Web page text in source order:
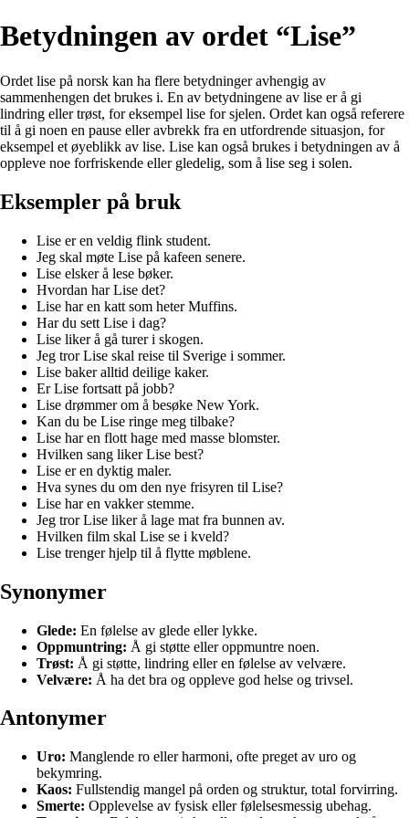
Betydningen av ordet “Lise”
Ordet lise på norsk kan ha flere betydninger avhengig av
sammenhengen det brukes i. En av betydningene av lise er å gi
lindring eller trøst, for eksempel lise for sjelen. Ordet kan også referere
til å gi noen en pause eller avbrekk fra en utfordrende situasjon, for
eksempel et øyeblikk av lise. Lise kan også brukes i betydningen av å
oppleve noe forfriskende eller gledelig, som å lise seg i solen.
Eksempler på bruk
Lise er en veldig flink student.
Jeg skal møte Lise på kafeen senere.
Lise elsker å lese bøker.
Hvordan har Lise det?
Lise har en katt som heter Muffins.
Har du sett Lise i dag?
Lise liker å gå turer i skogen.
Jeg tror Lise skal reise til Sverige i sommer.
Lise baker alltid deilige kaker.
Er Lise fortsatt på jobb?
Lise drømmer om å besøke New York.
Kan du be Lise ringe meg tilbake?
Lise har en flott hage med masse blomster.
Hvilken sang liker Lise best?
Lise er en dyktig maler.
Hva synes du om den nye frisyren til Lise?
Lise har en vakker stemme.
Jeg tror Lise liker å lage mat fra bunnen av.
Hvilken film skal Lise se i kveld?
Lise trenger hjelp til å flytte møblene.
Synonymer
Glede: En følelse av glede eller lykke.
Oppmuntring: Å gi støtte eller oppmuntre noen.
Trøst: Å gi støtte, lindring eller en følelse av velvære.
Velvære: Å ha det bra og oppleve god helse og trivsel.
Antonymer
Uro: Manglende ro eller harmoni, ofte preget av uro og
bekymring.
Kaos: Fullstendig mangel på orden og struktur, total forvirring.
Smerte: Opplevelse av fysisk eller følelsesmessig ubehag.